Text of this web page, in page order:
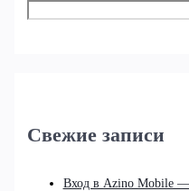
Свежие записи
Вход в Azino Mobile —